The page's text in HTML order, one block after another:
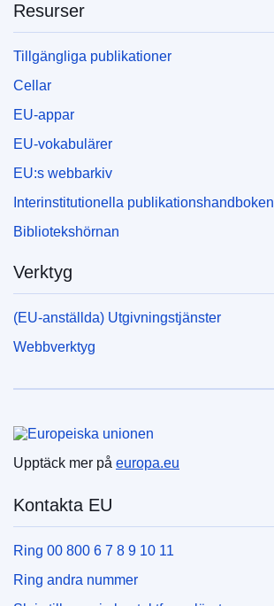
Resurser
Tillgängliga publikationer
Cellar
EU-appar
EU-vokabulärer
EU:s webbarkiv
Interinstitutionella publikationshandboken
Bibliotekshörnan
Verktyg
(EU-anställda) Utgivningstjänster
Webbverktyg
Upptäck mer på europa.eu
Kontakta EU
Ring 00 800 6 7 8 9 10 11
Ring andra nummer